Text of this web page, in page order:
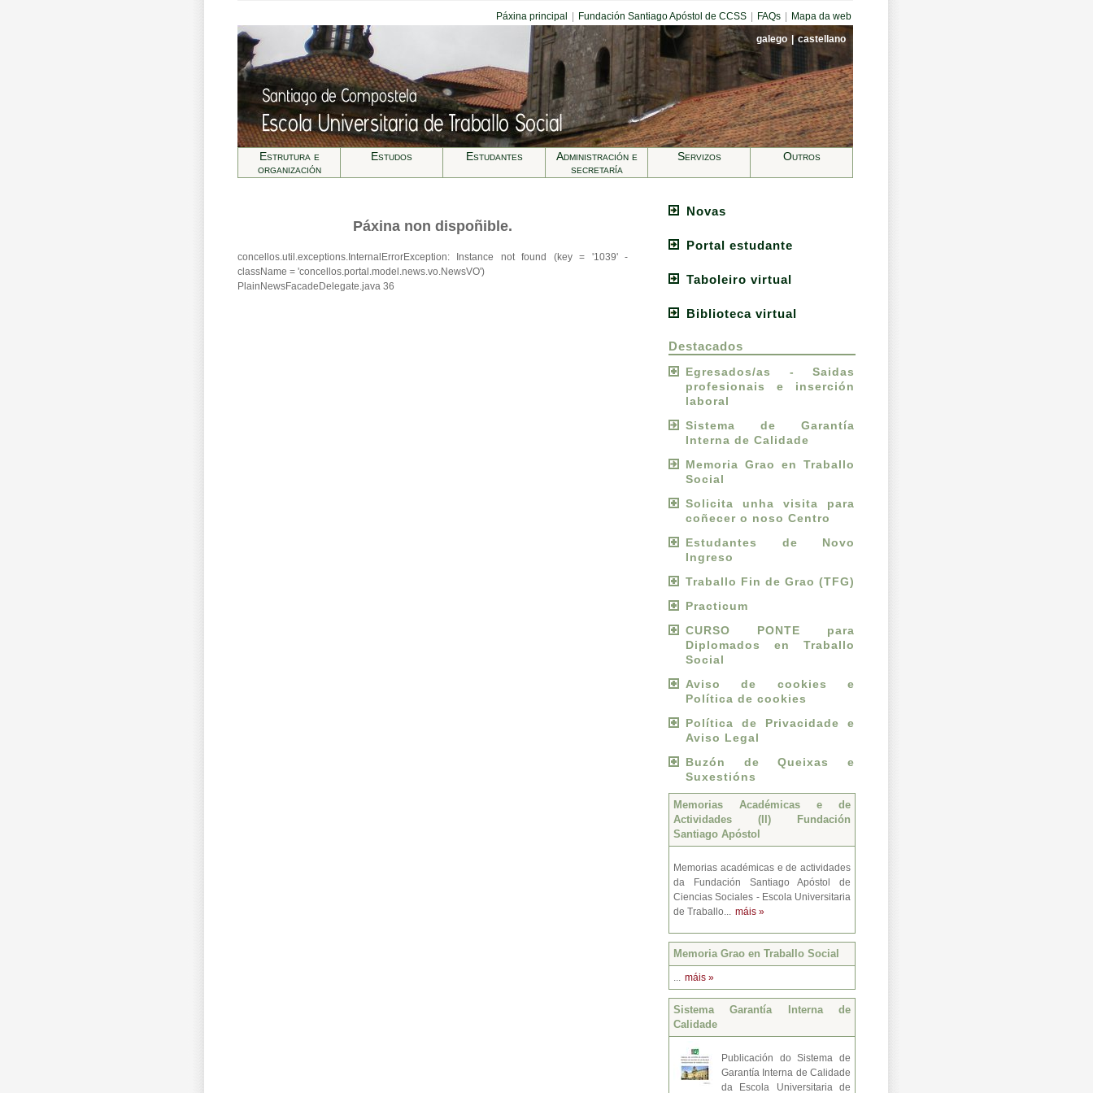
Páxina principal Fundación Santiago Apóstol de CCSS FAQs
Mapa da web
galego |castellano
Estrutura e
organización
Estudos Estudantes
Administración e
secretarí­a
Servizos Outros
Páxina non dispoñible.
concellos.util.exceptions.InternalErrorException: Instance not found (key = '1039' -
className = 'concellos.portal.model.news.vo.NewsVO')
PlainNewsFacadeDelegate.java 36
Novas
Portal estudante
Taboleiro virtual
Biblioteca virtual
Destacados
Egresados/as - Saidas
profesionais e inserción
laboral
Sistema de Garantía
Interna de Calidade
Memoria Grao en Traballo
Social
Solicita unha visita para
coñecer o noso Centro
Estudantes de Novo
Ingreso
Traballo Fin de Grao (TFG)
Practicum
CURSO PONTE para
Diplomados en Traballo
Social
Aviso de cookies e
Política de cookies
Política de Privacidade e
Aviso Legal
Buzón de Queixas e
Suxestións
Memorias Académicas e de
Actividades (II) Fundación
Santiago Apóstol
Memorias académicas e de actividades
da Fundación Santiago Apóstol de
Ciencias Sociales - Escola Universitaria
de Traballo... máis »
Memoria Grao en Traballo Social
... máis »
Sistema Garantía Interna de
Calidade
Publicación do Sistema de
Garantía Interna de Calidade
da Escola Universitaria de